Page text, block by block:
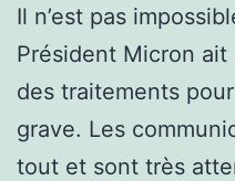
Il n’est pas
Président Micron ait
des traitements
grave. Les
tout et sont très